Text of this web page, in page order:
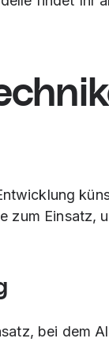
zum Einsatz,
bei dem